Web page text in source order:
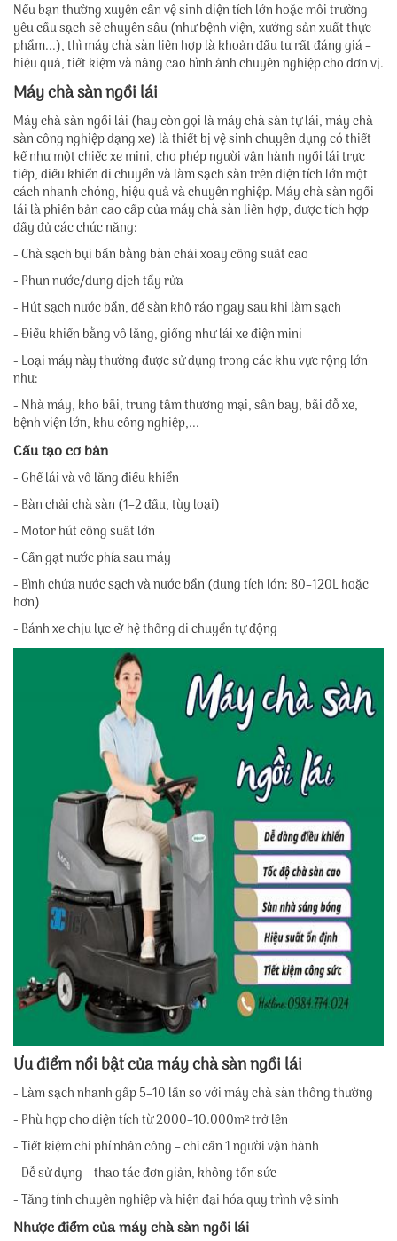
Nếu bạn thường xuyên cần vệ sinh diện tích lớn hoặc môi trường
yêu cầu sạch sẽ chuyên sâu (như bệnh viện, xưởng sản xuất thực
phẩm...), thì máy chà sàn liên hợp là khoản đầu tư rất đáng giá –
hiệu quả, tiết kiệm và nâng cao hình ảnh chuyên nghiệp cho đơn vị.
Máy chà sàn ngồi lái
Máy chà sàn ngồi lái (hay còn gọi là máy chà sàn tự lái, máy chà
sàn công nghiệp dạng xe) là thiết bị vệ sinh chuyên dụng có thiết
kế như một chiếc xe mini, cho phép người vận hành ngồi lái trực
tiếp, điều khiển di chuyển và làm sạch sàn trên diện tích lớn một
cách nhanh chóng, hiệu quả và chuyên nghiệp. Máy chà sàn ngồi
lái là phiên bản cao cấp của máy chà sàn liên hợp, được tích hợp
đầy đủ các chức năng:
- Chà sạch bụi bẩn bằng bàn chải xoay công suất cao
- Phun nước/dung dịch tẩy rửa
- Hút sạch nước bẩn, để sàn khô ráo ngay sau khi làm sạch
- Điều khiển bằng vô lăng, giống như lái xe điện mini
- Loại máy này thường được sử dụng trong các khu vực rộng lớn
như:
- Nhà máy, kho bãi, trung tâm thương mại, sân bay, bãi đỗ xe,
bệnh viện lớn, khu công nghiệp,...
Cấu tạo cơ bản
- Ghế lái và vô lăng điều khiển
- Bàn chải chà sàn (1–2 đầu, tùy loại)
- Motor hút công suất lớn
- Cần gạt nước phía sau máy
- Bình chứa nước sạch và nước bẩn (dung tích lớn: 80–120L hoặc
hơn)
- Bánh xe chịu lực & hệ thống di chuyển tự động
Ưu điểm nổi bật của máy chà sàn ngồi lái
- Làm sạch nhanh gấp 5–10 lần so với máy chà sàn thông thường
- Phù hợp cho diện tích từ 2000–10.000m² trở lên
- Tiết kiệm chi phí nhân công – chỉ cần 1 người vận hành
- Dễ sử dụng – thao tác đơn giản, không tốn sức
- Tăng tính chuyên nghiệp và hiện đại hóa quy trình vệ sinh
Nhược điểm của máy chà sàn ngồi lái